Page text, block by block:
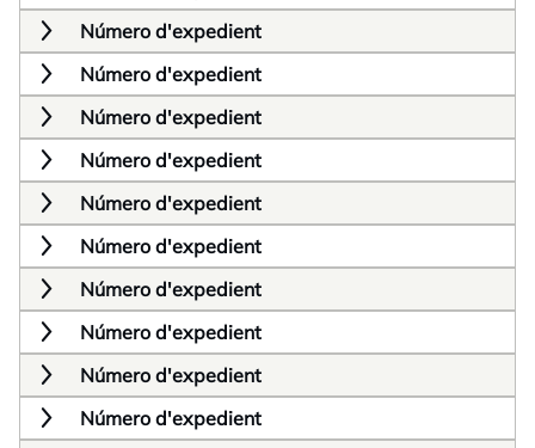
Número d'expedient
Número d'expedient
Número d'expedient
Número d'expedient
Número d'expedient
Número d'expedient
Número d'expedient
Número d'expedient
Número d'expedient
Número d'expedient